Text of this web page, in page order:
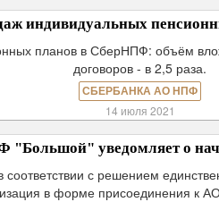
индивидуальных
планов в СберНПФ: объём
договоров - в 2,5 раза.
СБЕРБАНКА АО НПФ
14 июля 2021
уведомляет о
с решением
в форме присоединения к